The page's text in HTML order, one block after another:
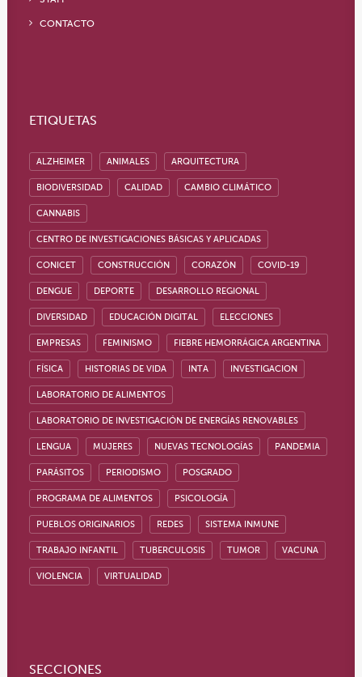
CONTACTO
ETIQUETAS
ALZHEIMER ANIMALES ARQUITECTURA
BIODIVERSIDAD CALIDAD CAMBIO CLIMÁTICO
CANNABIS
CENTRO DE INVESTIGACIONES BÁSICAS Y APLICADAS
CONICET CONSTRUCCIÓN CORAZÓN COVID-19
DENGUE DEPORTE DESARROLLO REGIONAL
DIVERSIDAD EDUCACIÓN DIGITAL ELECCIONES
EMPRESAS FEMINISMO FIEBRE HEMORRÁGICA ARGENTINA
FÍSICA HISTORIAS DE VIDA INTA INVESTIGACION
LABORATORIO DE ALIMENTOS
LABORATORIO DE INVESTIGACIÓN DE ENERGÍAS RENOVABLES
LENGUA MUJERES NUEVAS TECNOLOGÍAS PANDEMIA
PARÁSITOS PERIODISMO POSGRADO
PROGRAMA DE ALIMENTOS PSICOLOGÍA
PUEBLOS ORIGINARIOS REDES SISTEMA INMUNE
TRABAJO INFANTIL TUBERCULOSIS TUMOR VACUNA
VIOLENCIA VIRTUALIDAD
SECCIONES